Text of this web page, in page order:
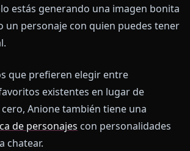
estás generando una imagen bonita
un personaje con quien puedes tener
que prefieren elegir entre
existentes en lugar de
Anione también tiene una
de personajes con personalidades
chatear.